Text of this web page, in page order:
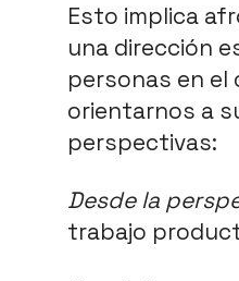
Esto implica
una dirección
personas en el
orientarnos a
perspectivas:
Desde la
trabajo